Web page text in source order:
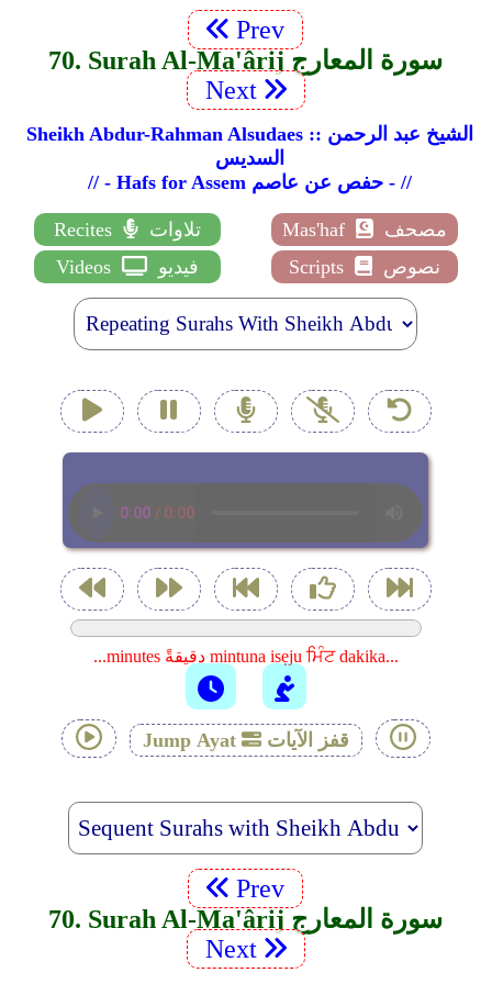
Prev
70. Surah Al-Ma'ârij سورة المعارج
Next
Sheikh Abdur-Rahman Alsudaes :: الشيخ عبد الرحمن
السديس
// - Hafs for Assem حفص عن عاصم - //
Recites تلاوات Mas'haf
مصحف
Videos
فيديو Scripts نصوص
...minutes دقيقةً mintuna isẹju ਮਿੰਟ dakika...
Jump Ayat قفز الآيات
Prev
70. Surah Al-Ma'ârij سورة المعارج
Next